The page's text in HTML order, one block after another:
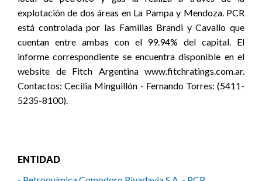
explotación de dos áreas en La Pampa y Mendoza. PCR
está controlada por las Familias Brandi y Cavallo que
cuentan entre ambas con el 99.94% del capital. El
informe correspondiente se encuentra disponible en el
website de Fitch Argentina www.fitchratings.com.ar.
Contactos: Cecilia Minguillón - Fernando Torres: (5411-
5235-8100).
ENTIDAD